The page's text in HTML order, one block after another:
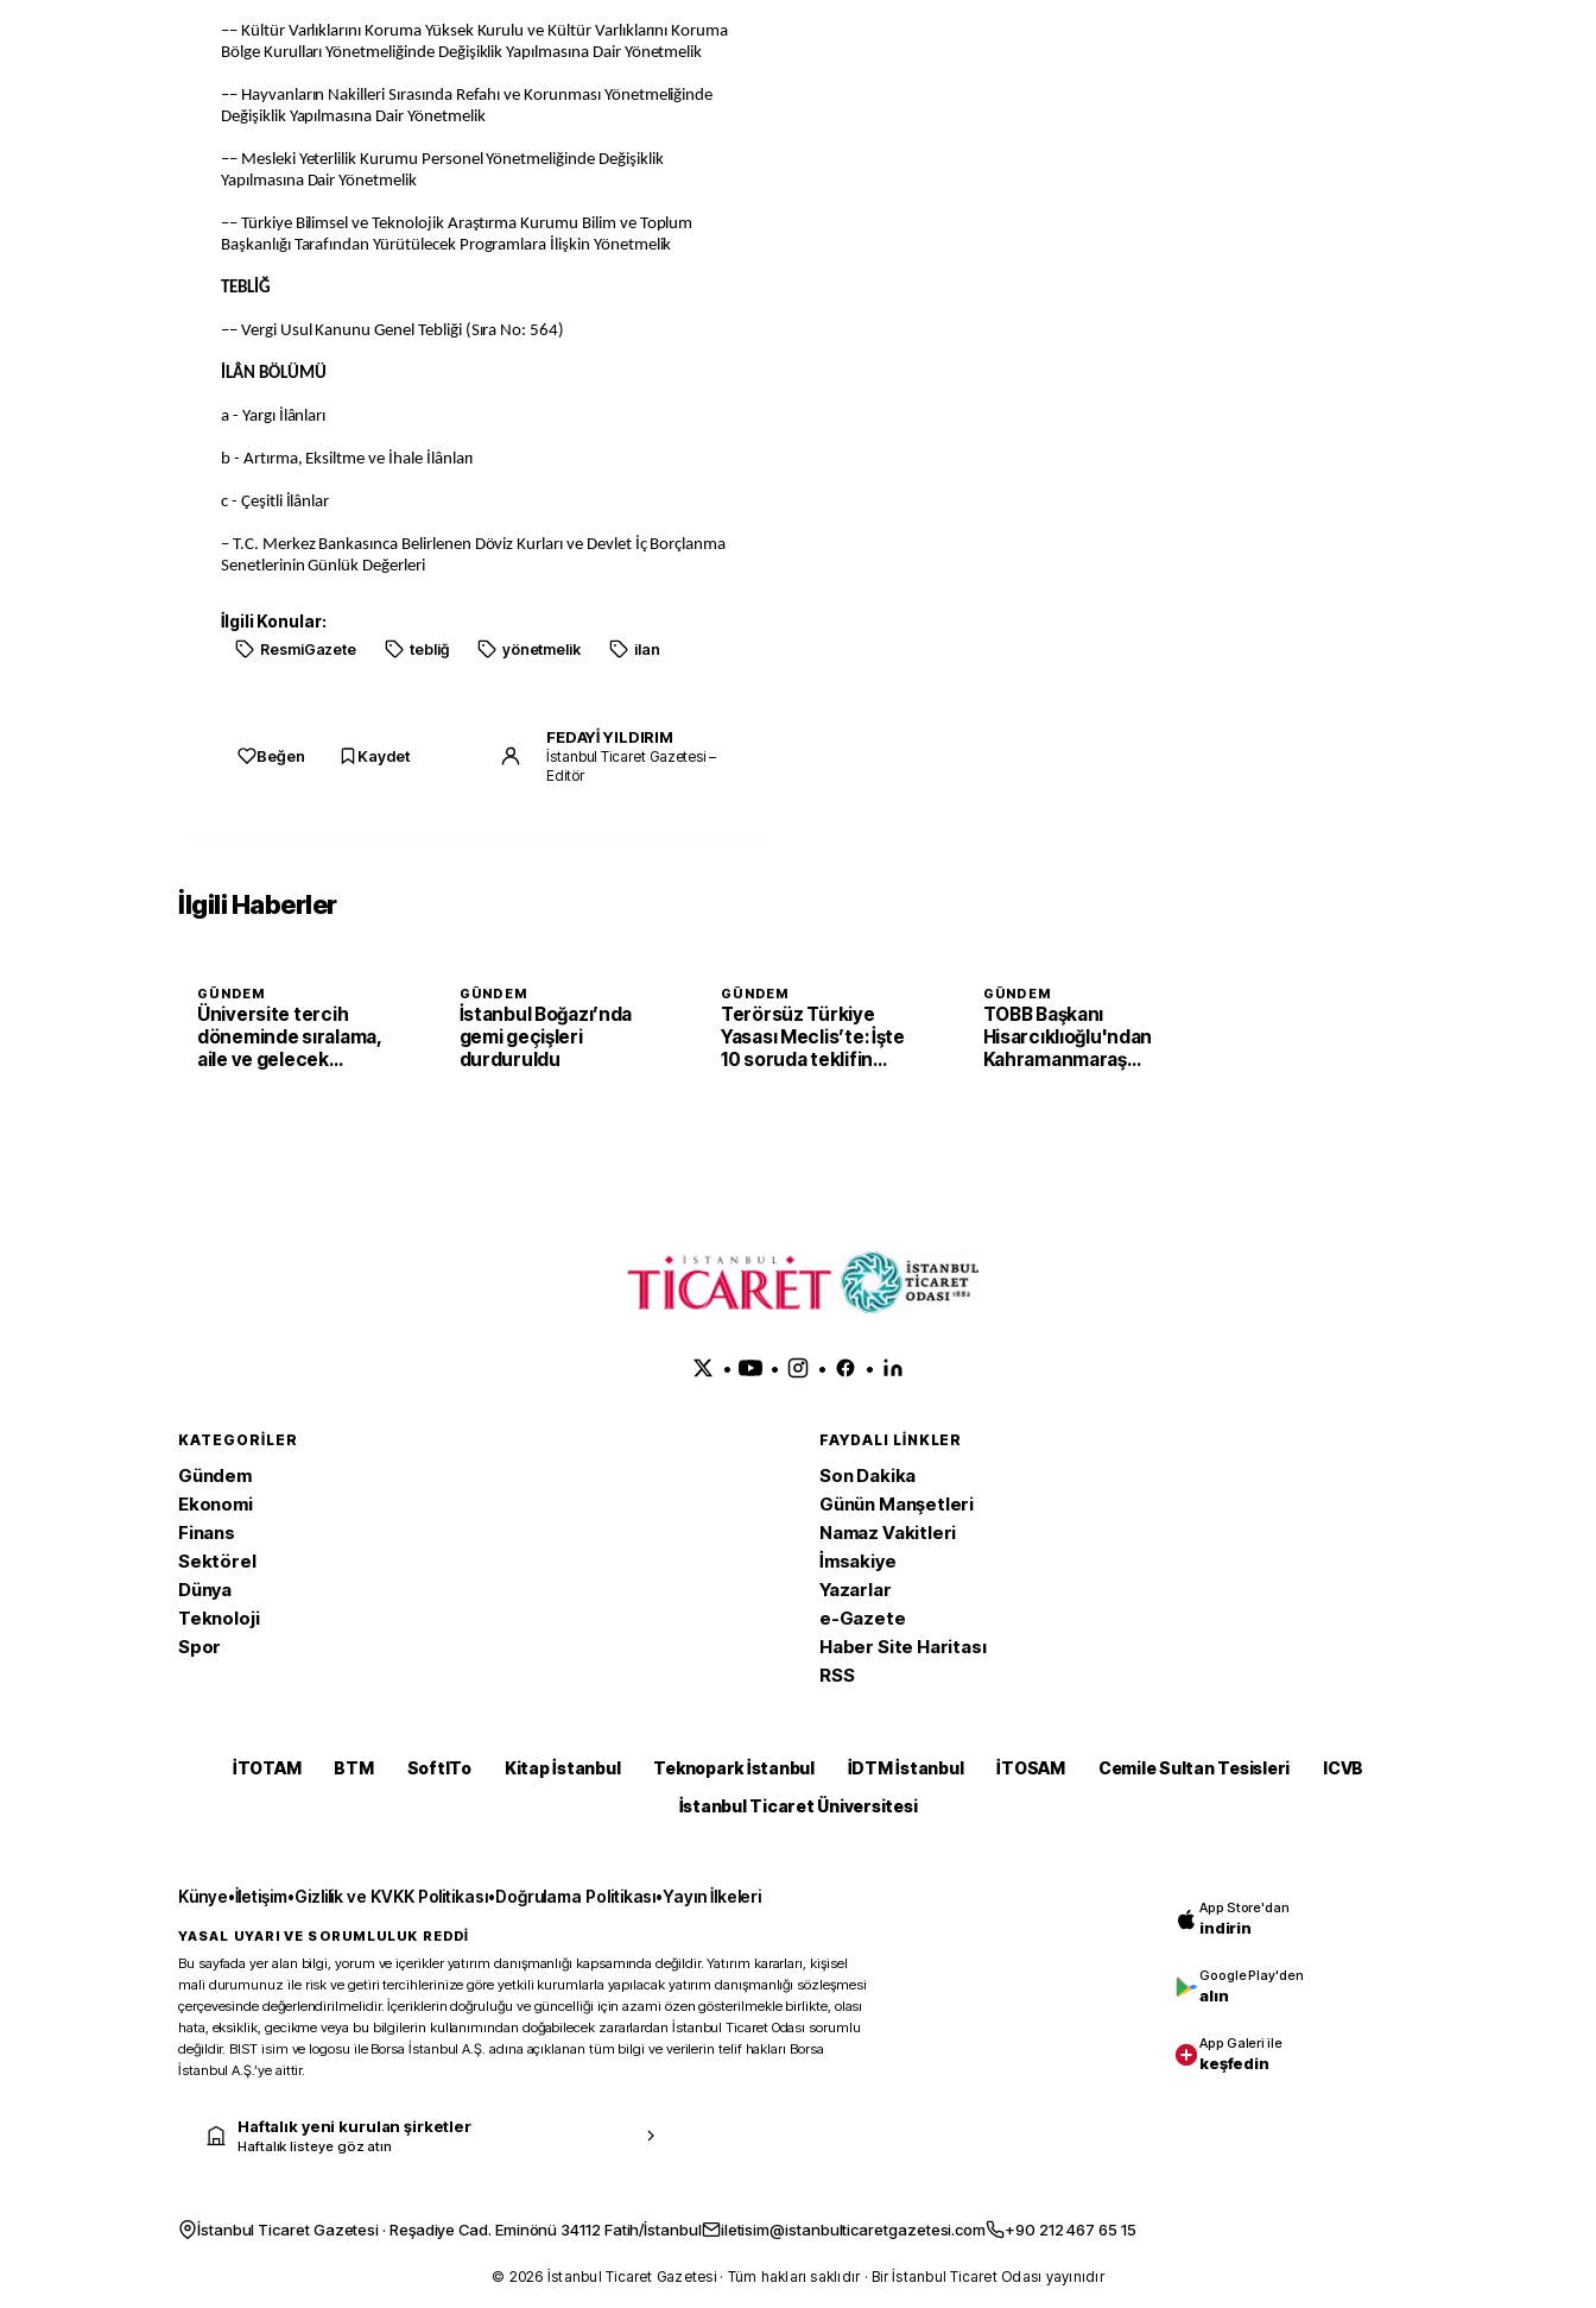
–– Kültür Varlıklarını Koruma Yüksek Kurulu ve Kültür Varlıklarını Koruma
Bölge Kurulları Yönetmeliğinde Değişiklik Yapılmasına Dair Yönetmelik
–– Hayvanların Nakilleri Sırasında Refahı ve Korunması Yönetmeliğinde
Değişiklik Yapılmasına Dair Yönetmelik
–– Mesleki Yeterlilik Kurumu Personel Yönetmeliğinde Değişiklik
Yapılmasına Dair Yönetmelik
–– Türkiye Bilimsel ve Teknolojik Araştırma Kurumu Bilim ve Toplum
Başkanlığı Tarafından Yürütülecek Programlara İlişkin Yönetmelik
TEBLİĞ
–– Vergi Usul Kanunu Genel Tebliği (Sıra No: 564)
İLÂN BÖLÜMÜ
a - Yargı İlânları
b - Artırma, Eksiltme ve İhale İlânları
c - Çeşitli İlânlar
– T.C. Merkez Bankasınca Belirlenen Döviz Kurları ve Devlet İç Borçlanma
Senetlerinin Günlük Değerleri
İlgili Konular:
ResmiGazete tebliğ yönetmelik ilan
Beğen Kaydet
FEDAYİ YILDIRIM
İstanbul Ticaret Gazetesi –
Editör
İlgili Haberler
GÜNDEM
Üniversite tercih
döneminde sıralama,
aile ve gelecek
GÜNDEM
İstanbul Boğazı’nda
gemi geçişleri
durduruldu
GÜNDEM
Terörsüz Türkiye
Yasası Meclis’te: İşte
10 soruda teklifin
GÜNDEM
TOBB Başkanı
Hisarcıklıoğlu'ndan
Kahramanmaraş
• • • •
KATEGORILER
Gündem
Ekonomi
Finans
Sektörel
Dünya
Teknoloji
Spor
FAYDALI LINKLER
Son Dakika
Günün Manşetleri
Namaz Vakitleri
İmsakiye
Yazarlar
e-Gazete
Haber Site Haritası
RSS
İTOTAM BTM SoftITo Kitap İstanbul Teknopark İstanbul İDTM İstanbul İTOSAM Cemile Sultan Tesisleri
ICVB
İstanbul Ticaret Üniversitesi
Künye•İletişim•Gizlilik ve KVKK Politikası•Doğrulama Politikası•Yayın İlkeleri
YASAL UYARI VE SORUMLULUK REDDİ
Bu sayfada yer alan bilgi, yorum ve içerikler yatırım danışmanlığı kapsamında değildir. Yatırım kararları, kişisel
mali durumunuz ile risk ve getiri tercihlerinize göre yetkili kurumlarla yapılacak yatırım danışmanlığı sözleşmesi
çerçevesinde değerlendirilmelidir. İçeriklerin doğruluğu ve güncelliği için azami özen gösterilmekle birlikte, olası
hata, eksiklik, gecikme veya bu bilgilerin kullanımından doğabilecek zararlardan İstanbul Ticaret Odası sorumlu
değildir. BIST isim ve logosu ile Borsa İstanbul A.Ş. adına açıklanan tüm bilgi ve verilerin telif hakları Borsa
İstanbul A.Ş.’ye aittir.
Haftalık yeni kurulan şirketler
Haftalık listeye göz atın
App Store'dan
indirin
Google Play'den
alın
App Galeri ile
keşfedin
İstanbul Ticaret Gazetesi · Reşadiye Cad. Eminönü 34112 Fatih/İstanbul iletisim@istanbulticaretgazetesi.com +90 212 467 65 15
© 2026 İstanbul Ticaret Gazetesi · Tüm hakları saklıdır · Bir İstanbul Ticaret Odası yayınıdır